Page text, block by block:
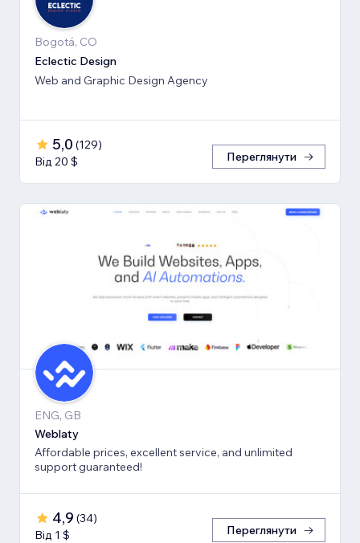
Bogotá, CO
Eclectic Design
Web and Graphic Design Agency
5,0 (129)
Від 20 $
Переглянути
ENG, GB
Weblaty
Affordable prices, excellent service, and unlimited
support guaranteed!
4,9 (34)
Від 1 $
Переглянути